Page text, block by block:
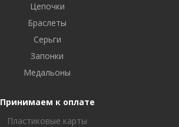
Цепочки
Браслеты
Серьги
Запонки
Медальоны
Принимаем к оплате
Пластиковые карты